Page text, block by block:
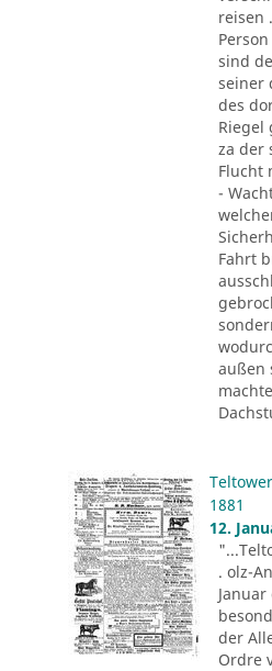
reisen
sind
seiner
des
Riegel
za der
Flucht
-
Fahrt
außen
1881
12.
. olz-
der
Ordre